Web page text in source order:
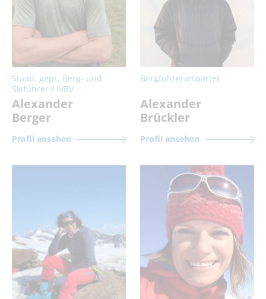
Staatl. gepr. Berg- und
Skiführer / IVBV
Alexander
Berger
Profil ansehen
Bergführeranwärter
Alexander
Brückler
Profil ansehen